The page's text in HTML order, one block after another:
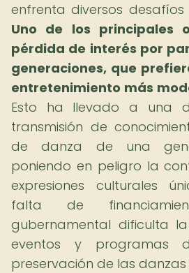
enfrenta diversos
Uno de los principales
pérdida de interés por
generaciones, que
entretenimiento más
Esto ha llevado a una
transmisión de
de danza de una
poniendo en peligro la
expresiones culturales
falta de
gubernamental dificulta
eventos y programas
preservación de las